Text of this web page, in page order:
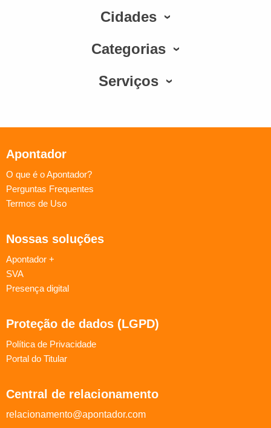
Cidades
Categorias
Serviços
Apontador
O que é o Apontador?
Perguntas Frequentes
Termos de Uso
Nossas soluções
Apontador +
SVA
Presença digital
Proteção de dados (LGPD)
Política de Privacidade
Portal do Titular
Central de relacionamento
relacionamento@apontador.com